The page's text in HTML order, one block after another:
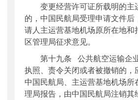
变更经营许可证所载明的主
的，中国民航局受理申请文件后
请人主运营基地机场原所在地和
区管理局征求意见。
第十九条 公共航空运输企
执照、责令关闭或者被撤销的，
中国民航局、主运营基地机场所
理局报告，由中国民航局注销其